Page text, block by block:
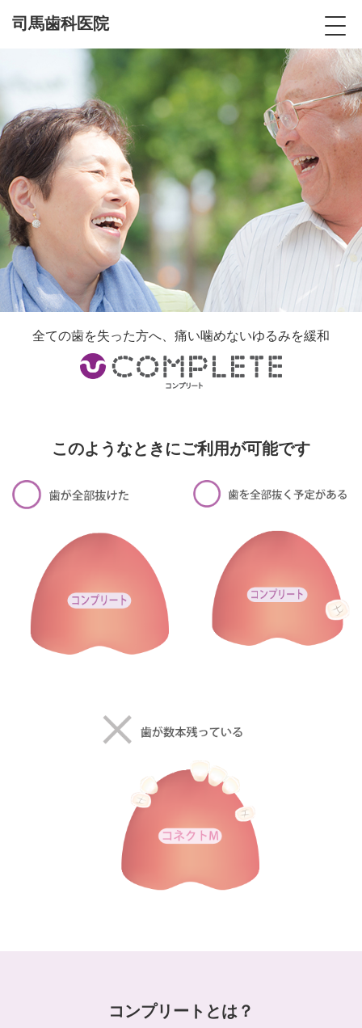
司馬歯科医院
全ての歯を失った方へ、痛い噛めないゆるみを緩和
このようなときにご利用が可能です
コンプリートとは？